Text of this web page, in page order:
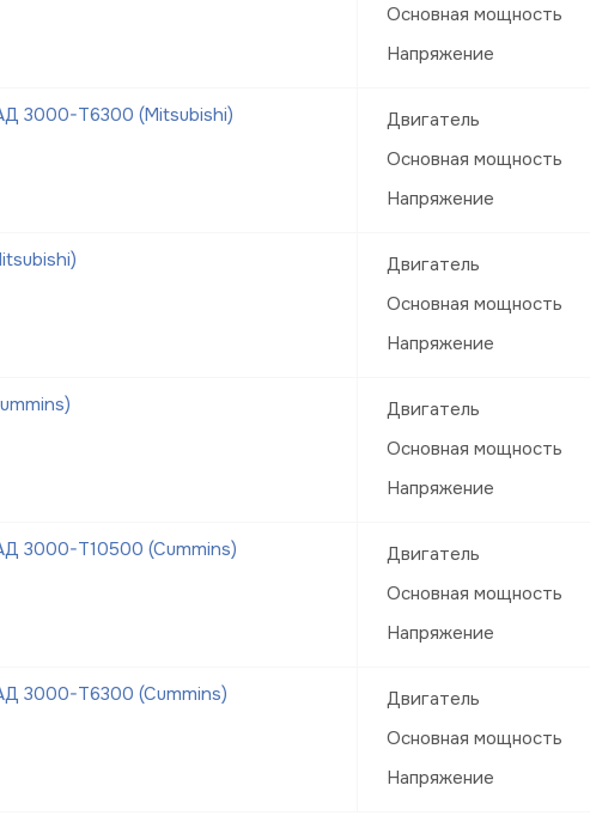
Основная мощность
Напряжение
3000-Т6300 (Mitsubishi)
Двигатель
Основная мощность
Напряжение
Двигатель
Основная мощность
Напряжение
Двигатель
Основная мощность
Напряжение
3000-Т10500 (Cummins)
Двигатель
Основная мощность
Напряжение
3000-Т6300 (Cummins)
Двигатель
Основная мощность
Напряжение